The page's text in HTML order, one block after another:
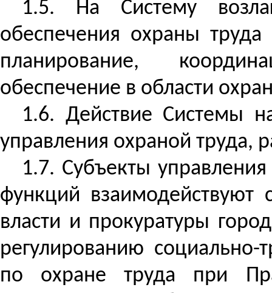
1.5. На Систему
обеспечения охраны
планирование,
обеспечение в области
1.6. Действие Системы
управления охраной труда,
1.7. Субъекты
функций взаимодействуют
власти и прокуратуры
регулированию
по охране труда при